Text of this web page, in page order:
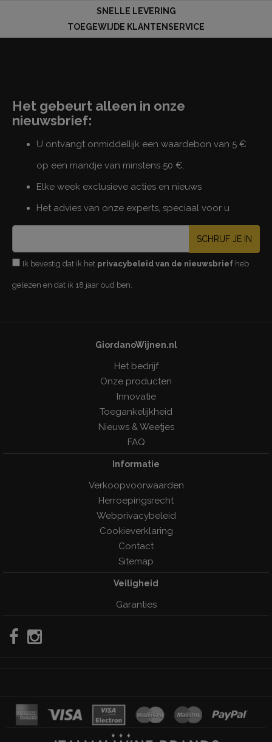
SNELLE LEVERING
TOEGEWIJDE KLANTENSERVICE
Het gebeurt alleen in onze
nieuwsbrief:
U ontvangt onmiddellijk een waardebon van 5 €
op een mandje van minstens 50 €.
Elke week exclusieve acties en nieuws
Het advies van onze experts, speciaal voor u
SCHRIJF JE IN
Ik bevestig dat ik het privacybeleid van de nieuwsbrief heb
gelezen en dat ik 18 jaar oud ben.
GiordanoWijnen.nl
Het bedrijf
Onze producten
Innovatie
Toegankelijkheid
Nieuws & Weetjes
FAQ
Informatie
Verkoopvoorwaarden
Herroepingsrecht
Webprivacybeleid
Cookieverklaring
Contact
Sitemap
Veiligheid
Garanties